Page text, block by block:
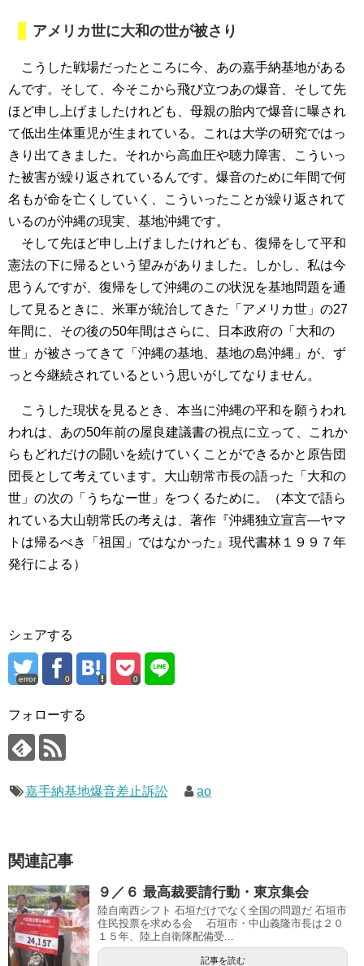
アメリカ世に大和の世が被さり
こうした戦場だったところに今、あの嘉手納基地がある
んです。そして、今そこから飛び立つあの爆音、そして先
ほど申し上げましたけれども、母親の胎内で爆音に曝され
て低出生体重児が生まれている。これは大学の研究ではっ
きり出てきました。それから高血圧や聴力障害、こういっ
た被害が繰り返されているんです。爆音のために年間で何
名もが命を亡くしていく、こういったことが繰り返されて
いるのが沖縄の現実、基地沖縄です。
そして先ほど申し上げましたけれども、復帰をして平和
憲法の下に帰るという望みがありました。しかし、私は今
思うんですが、復帰をして沖縄のこの状況を基地問題を通
して見るときに、米軍が統治してきた「アメリカ世」の27
年間に、その後の50年間はさらに、日本政府の「大和の
世」が被さってきて「沖縄の基地、基地の島沖縄」が、ず
っと今継続されているという思いがしてなりません。
こうした現状を見るとき、本当に沖縄の平和を願うわれ
われは、あの50年前の屋良建議書の視点に立って、これか
らもどれだけの闘いを続けていくことができるかと原告団
団長として考えています。大山朝常市長の語った「大和の
世」の次の「うちなー世」をつくるために。（本文で語ら
れている大山朝常氏の考えは、著作『沖縄独立宣言―ヤマ
トは帰るべき「祖国」ではなかった』現代書林１９９７年
発行による）
シェアする
error 0 0
フォローする
嘉手納基地爆音差止訴訟 ao
関連記事
９／６ 最高裁要請行動・東京集会
陸自南西シフト 石垣だけでなく全国の問題だ 石垣市
住民投票を求める会 石垣市・中山義隆市長は２０
１５年、陸上自衛隊配備受...
記事を読む